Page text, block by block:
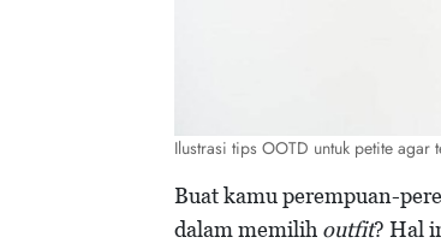
Ilustrasi tips OOTD untuk petite
Buat kamu perempuan-
dalam memilih outfit? Hal